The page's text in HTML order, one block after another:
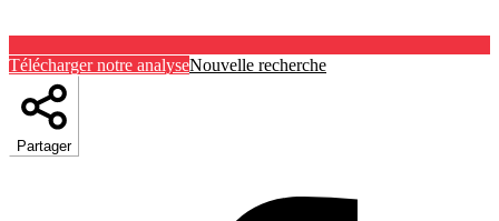
Télécharger notre analyseNouvelle recherche
Partager